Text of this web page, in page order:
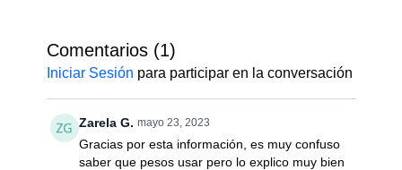
tomar decisiones inteligentes al elegir tus pesos,
ayudarte a maximizar tu rendimiento y evitar lesiones
recuerda que las puedes dejar en los comentarios o
escribirnos a WhatsApp +51945948471
Comentarios (1)
Iniciar Sesión para participar en la conversación
Zarela G. mayo 23, 2023
Gracias por esta información, es muy confuso
saber que pesos usar pero lo explico muy bien